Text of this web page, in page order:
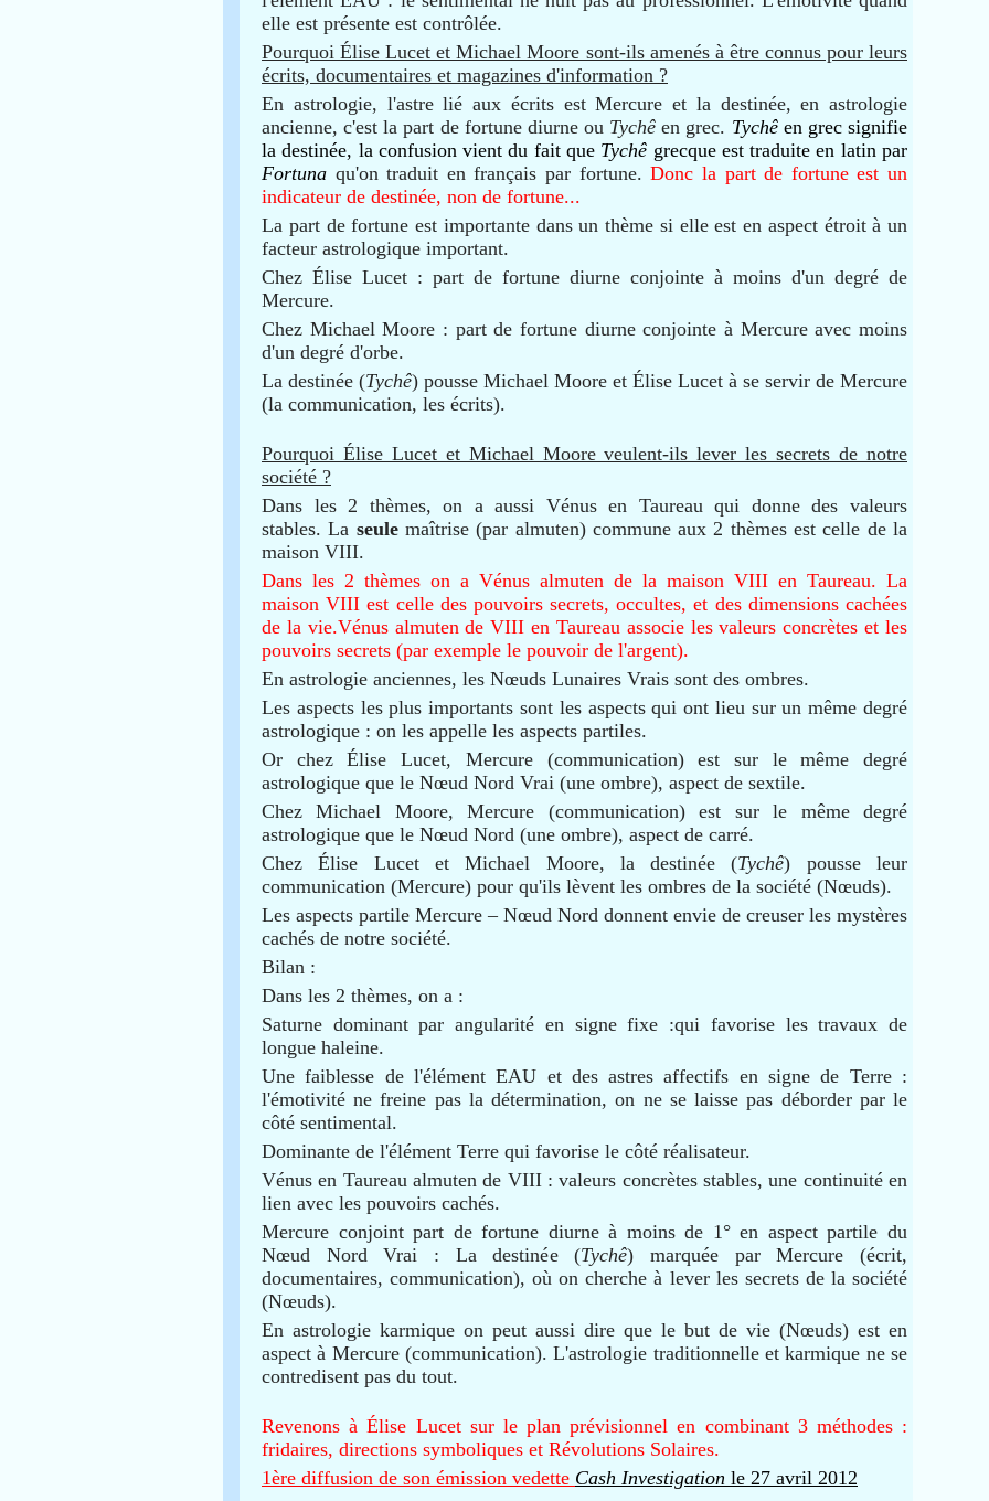
elle est présente est contrôlée.
Pourquoi Élise Lucet et Michael Moore sont-ils amenés à être connus pour leurs
écrits, documentaires et magazines d'information ?
En astrologie, l'astre lié aux écrits est Mercure et la destinée, en astrologie
ancienne, c'est la part de fortune diurne ou Tychê en grec. Tychêen grec signifie
la destinée, la confusion vient du fait que Tychê grecque est traduite en latin par
Fortuna qu'on traduit en français par fortune.Donc la part de fortune est un
indicateur de destinée, non de fortune...
La part de fortune est importante dans un thème si elle est en aspect étroit à un
facteur astrologique important.
Chez Élise Lucet : part de fortune diurne conjointe à moins d'un degré de
Mercure.
Chez Michael Moore : part de fortune diurne conjointe à Mercure avec moins
d'un degré d'orbe.
La destinée (Tychê) pousse Michael Moore et Élise Lucet à se servir de Mercure
(la communication, les écrits).
Pourquoi Élise Lucet et Michael Moore veulent-ils lever les secrets de notre
société ?
Dans les 2 thèmes, on a aussi Vénus en Taureau qui donne des valeurs
stables.La seule maîtrise (par almuten) commune aux 2 thèmes est celle de la
maison VIII.
Dans les 2 thèmes on a Vénus almuten de la maison VIII en Taureau. La
maison VIII est celle des pouvoirs secrets, occultes, et des dimensions cachées
de la vie.Vénus almuten de VIII en Taureau associe les valeurs concrètes et les
pouvoirs secrets (par exemple le pouvoir de l'argent).
En astrologie anciennes, les Nœuds Lunaires Vrais sont des ombres.
Les aspects les plus importants sont les aspects qui ont lieu sur un même degré
astrologique : on les appelle les aspects partiles.
Or chez Élise Lucet, Mercure (communication) est sur le même degré
astrologique que le Nœud Nord Vrai (une ombre), aspect de sextile.
Chez Michael Moore, Mercure (communication) est sur le même degré
astrologique que le Nœud Nord (une ombre), aspect de carré.
Chez Élise Lucet et Michael Moore, la destinée (Tychê) pousse leur
communication (Mercure) pour qu'ils lèvent les ombres de la société (Nœuds).
Les aspects partile Mercure – Nœud Nord donnent envie de creuser les mystères
cachés de notre société.
Bilan :
Dans les 2 thèmes, on a :
Saturne dominant par angularité en signe fixe :qui favorise les travaux de
longue haleine.
Une faiblesse de l'élément EAU et des astres affectifs en signe de Terre :
l'émotivité ne freine pas la détermination, on ne se laisse pas déborder par le
côté sentimental.
Dominante de l'élément Terre qui favorise le côté réalisateur.
Vénus en Taureau almuten de VIII : valeurs concrètes stables, une continuité en
lien avec les pouvoirs cachés.
Mercure conjoint part de fortune diurne à moins de 1° en aspect partile du
Nœud Nord Vrai : La destinée (Tychê) marquée par Mercure (écrit,
documentaires, communication), où on cherche à lever les secrets de la société
(Nœuds).
En astrologie karmique on peut aussi dire que le but de vie (Nœuds) est en
aspect à Mercure (communication). L'astrologie traditionnelle et karmique ne se
contredisent pas du tout.
Revenons à Élise Lucet sur le plan prévisionnelen combinant 3 méthodes :
fridaires, directions symboliques et Révolutions Solaires.
1ère diffusion de son émission vedette Cash Investigation le 27 avril 2012